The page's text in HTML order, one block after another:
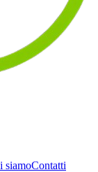
siamoContatti